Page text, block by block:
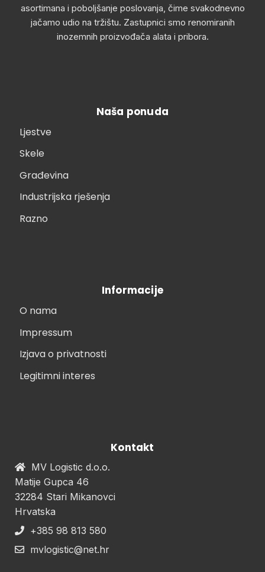
asortimana i poboljšanje poslovanja, čime svakodnevno
jačamo udio na tržištu. Zastupnici smo renomiranih
inozemnih proizvođača alata i pribora.
Naša ponuda
Ljestve
Skele
Građevina
Industrijska rješenja
Razno
Informacije
O nama
Impressum
Izjava o privatnosti
Legitimni interes
Kontakt
MV Logistic d.o.o.
Matije Gupca 46
32284 Stari Mikanovci
Hrvatska
+385 98 813 580
mvlogistic@net.hr